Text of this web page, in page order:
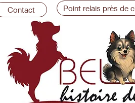
Contact Point relais près de